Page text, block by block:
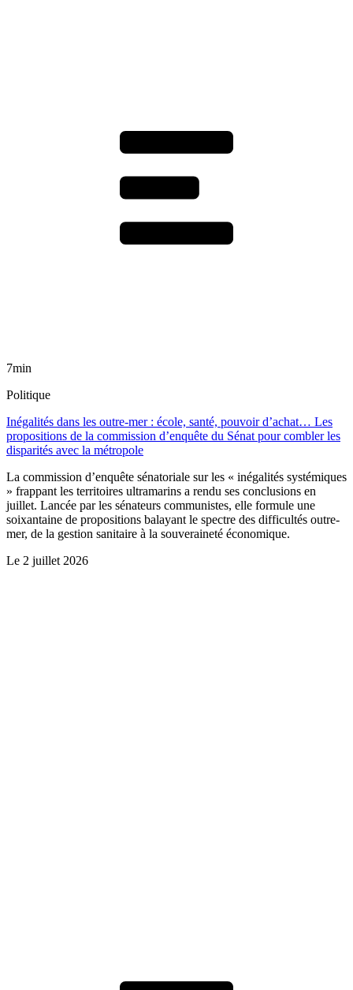
7min
Politique
Inégalités dans les outre-mer : école, santé, pouvoir d’achat… Les
propositions de la commission d’enquête du Sénat pour combler les
disparités avec la métropole
La commission d’enquête sénatoriale sur les « inégalités systémiques
» frappant les territoires ultramarins a rendu ses conclusions en
juillet. Lancée par les sénateurs communistes, elle formule une
soixantaine de propositions balayant le spectre des difficultés outre-
mer, de la gestion sanitaire à la souveraineté économique.
Le 2 juillet 2026